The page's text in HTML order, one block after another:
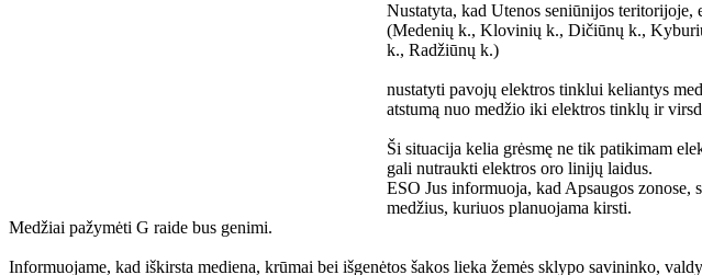
Nustatyta, kad Utenos seniūnijos teritorijoje,
(Medenių k., Klovinių k., Dičiūnų k.,
k., Radžiūnų k.)
nustatyti pavojų elektros tinklui keliantys
atstumą nuo medžio iki elektros tinklų ir
Ši situacija kelia grėsmę ne tik patikimam
gali nutraukti elektros oro linijų laidus.
ESO Jus informuoja, kad Apsaugos zonose,
medžius, kuriuos planuojama kirsti.
Medžiai pažymėti G raide bus genimi.
Informuojame, kad iškirsta mediena, krūmai bei išgenėtos šakos lieka žemės sklypo savininko,